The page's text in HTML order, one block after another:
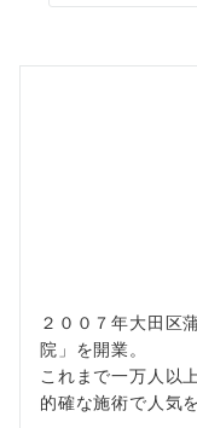
２００７年大田区
院」を開業。
これまで一万人以
的確な施術で人気